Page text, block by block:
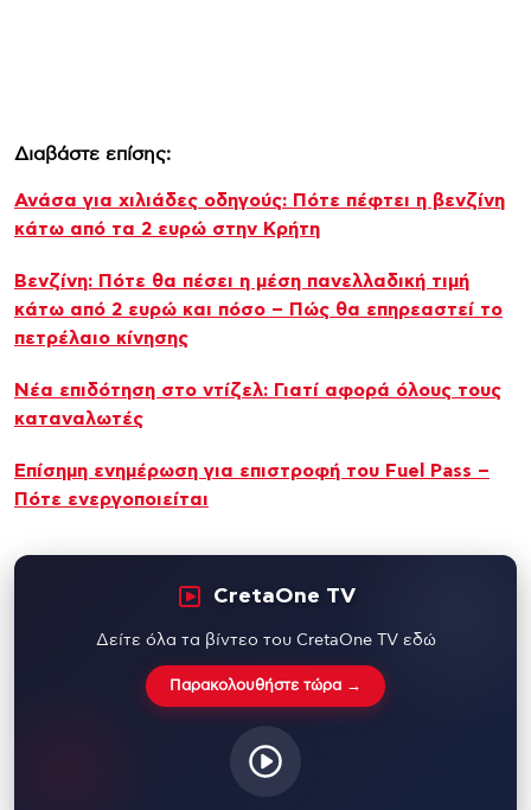
Διαβάστε επίσης:
Ανάσα για χιλιάδες οδηγούς: Πότε πέφτει η βενζίνη
κάτω από τα 2 ευρώ στην Κρήτη
Βενζίνη: Πότε θα πέσει η μέση πανελλαδική τιμή
κάτω από 2 ευρώ και πόσο – Πώς θα επηρεαστεί το
πετρέλαιο κίνησης
Νέα επιδότηση στο ντίζελ: Γιατί αφορά όλους τους
καταναλωτές
Επίσημη ενημέρωση για επιστροφή του Fuel Pass –
Πότε ενεργοποιείται
CretaOne TV
Δείτε όλα τα βίντεο του CretaOne TV εδώ
Παρακολουθήστε τώρα →